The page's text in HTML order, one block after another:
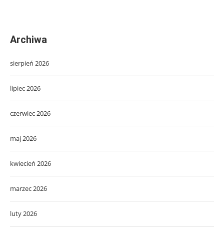
Archiwa
sierpień 2026
lipiec 2026
czerwiec 2026
maj 2026
kwiecień 2026
marzec 2026
luty 2026